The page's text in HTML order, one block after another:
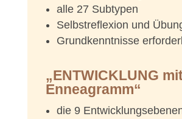
alle 27 Subtypen
Selbstreflexion und
Grundkenntnisse
„ENTWICKLUNG
Enneagramm“
die 9